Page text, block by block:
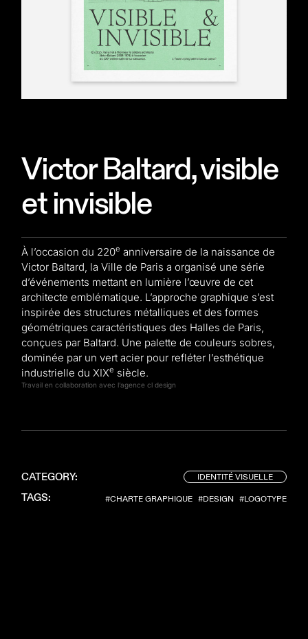
Victor Baltard, visible
et invisible
À l’occasion du 220e anniversaire de la naissance de
Victor Baltard, la Ville de Paris a organisé une série
d’événements mettant en lumière l’œuvre de cet
architecte emblématique. L’approche graphique s’est
inspirée des structures métalliques et des formes
géométriques caractéristiques des Halles de Paris,
conçues par Baltard. Une palette de couleurs sobres,
dominée par un vert acier pour refléter l’esthétique
industrielle du XIXe siècle.
Travail en collaboration avec l’agence cl design
CATEGORY: IDENTITÉ VISUELLE
TAGS: #CHARTE GRAPHIQUE #DESIGN #LOGOTYPE